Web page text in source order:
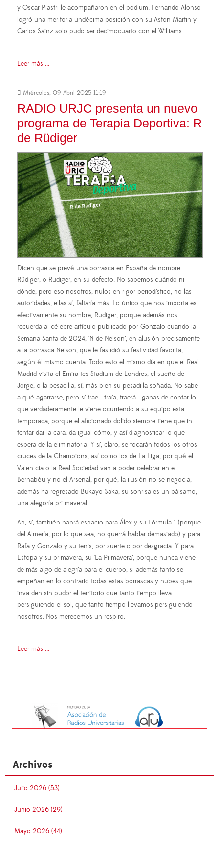
y Oscar Piastri le acompañaron en el podium. Fernando Alonso
logró una meritoria undécima posición con su Aston Martin y
Carlos Sainz solo pudo ser decimocuarto con el Williams.
Leer más ...
Miércoles, 09 Abril 2025 11:19
RADIO URJC presenta un nuevo
programa de Terapia Deportiva: R
de Rüdiger
Dicen que se prevé una borrasca en España de nombre
Rüdiger, o Rudiger, en su defecto. No sabemos cuándo ni
dónde, pero eso nosotros, nulos en rigor periodístico, no las
autoridades, ellas sí, faltaría más. Lo único que nos importa es
efectivamente su nombre, Rüdiger, porque además nos
recuerda al célebre artículo publicado por Gonzalo cuando la
Semana Santa de 2024, ‘N de Nelson’, en alusión precisamente
a la borrasca Nelson, que le fastidió su festividad favorita,
según él mismo cuenta. Todo esto el mismo día en que el Real
Madrid visita el Emira tes Stadium de Londres, el sueño de
Jorge, o la pesadilla, sí, más bien su pesadilla soñada. No sabe
a qué agarrarse, pero sí trae —traía, traerá— ganas de contar lo
que verdaderamente le viene ocurriendo a su equipo esta
temporada, porque el aficionado dolido siempre tiene que in
tentar dar la cara, da igual cómo, y así diagnosticar lo que
espera de la eliminatoria. Y sí, claro, se tocarán todos los otros
cruces de la Champions, así como los de La Liga, por qué el
Valen cia o la Real Sociedad van a poder celebrar en el
Bernabéu y no el Arsenal, por qué, la ilusión no se negocia,
además ha regresado Bukayo Saka, su sonrisa es un bálsamo,
una alegoría pri maveral.
Ah, sí, también habrá espacio para Álex y su Fórmula 1 (porque
del Almería, por lo que sea, no querrá hablar demasiado) y para
Rafa y Gonzalo y su tenis, por suerte o por desgracia. Y para
Estopa y su primavera, su ‘La Primavera’, porque nunca viene
de más algo de alegría para el cuerpo, si además tanto se
empeñan en lo contrario todas estas borrascas y nubes que
inva den sin pudor el territorio que tanto tiempo lleva
persiguiendo el sol, que tanto tiempo llevamos persiguiendo
nosotros. Nos merecemos un respiro.
Leer más ...
Archivos
Julio 2026 (53)
Junio 2026 (29)
Mayo 2026 (44)